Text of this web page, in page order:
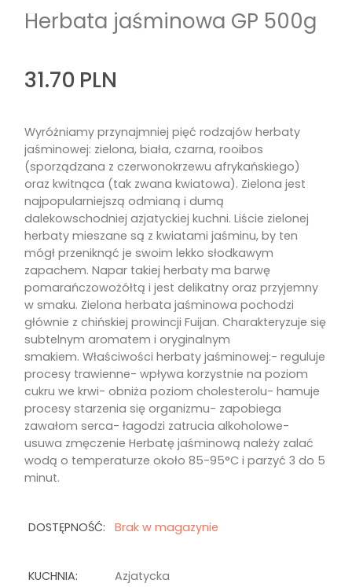
Herbata jaśminowa GP 500g
31.70 PLN
Wyróżniamy przynajmniej pięć rodzajów herbaty
jaśminowej: zielona, biała, czarna, rooibos
(sporządzana z czerwonokrzewu afrykańskiego)
oraz kwitnąca (tak zwana kwiatowa). Zielona jest
najpopularniejszą odmianą i dumą
dalekowschodniej azjatyckiej kuchni. Liście zielonej
herbaty mieszane są z kwiatami jaśminu, by ten
mógł przeniknąć je swoim lekko słodkawym
zapachem. Napar takiej herbaty ma barwę
pomarańczowożółtą i jest delikatny oraz przyjemny
w smaku. Zielona herbata jaśminowa pochodzi
głównie z chińskiej prowincji Fuijan. Charakteryzuje się
subtelnym aromatem i oryginalnym
smakiem. Właściwości herbaty jaśminowej:- reguluje
procesy trawienne- wpływa korzystnie na poziom
cukru we krwi- obniża poziom cholesterolu- hamuje
procesy starzenia się organizmu- zapobiega
zawałom serca- łagodzi zatrucia alkoholowe-
usuwa zmęczenie Herbatę jaśminową należy zalać
wodą o temperaturze około 85-95°C i parzyć 3 do 5
minut.
DOSTĘPNOŚĆ: Brak w magazynie
KUCHNIA: Azjatycka